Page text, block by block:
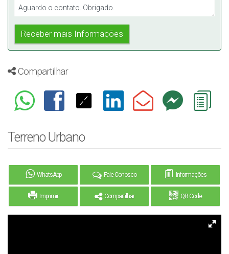
Compartilhar
Terreno Urbano
WhatsApp Fale Conosco Informações
Imprimir Compartilhar QR Code